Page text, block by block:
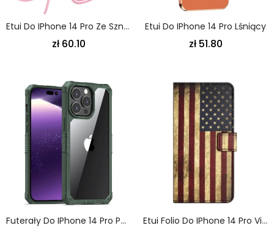
Etui Do IPhone 14 Pro Ze Sznurkiem Motyle W Stylu Sznurka
zł 60.10
Etui Do IPhone 14 Pro Lśniący
zł 51.80
Futerały Do IPhone 14 Pro Poduszki Powietrzne Etui Folio Do IPhone 14 Pro Vintage Flaga Amerykańska